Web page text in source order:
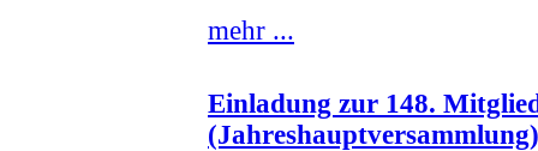
mehr ...
Einladung zur 148.
(Jahreshauptversammlung)